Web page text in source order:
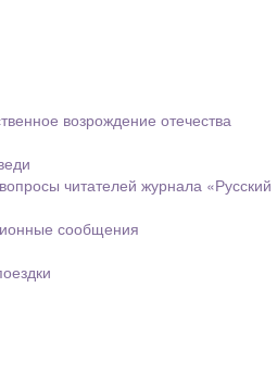
возрождение отечества
читателей журнала «Русский
сообщения